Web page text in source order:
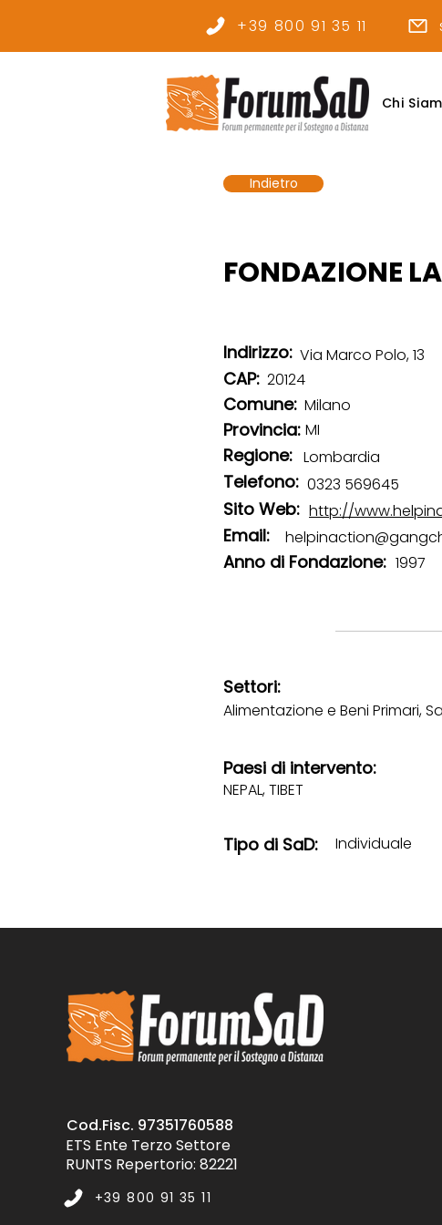
+39 800 91 35 11
Chi
Indietro
FONDAZIONE
Indirizzo: Via Marco Polo, 13
CAP: 20124
Comune: Milano
Provincia: MI
Regione: Lombardia
Telefono: 0323 569645
Sito Web: http://
Email:
Anno di Fondazione: 1997
Settori:
Alimentazione e Beni Primari,
Paesi di intervento:
NEPAL, TIBET
Tipo di SaD: Individuale
Cod.Fisc. 97351760588
ETS Ente Terzo Settore
RUNTS Repertorio: 82221
+39 800 91 35 11